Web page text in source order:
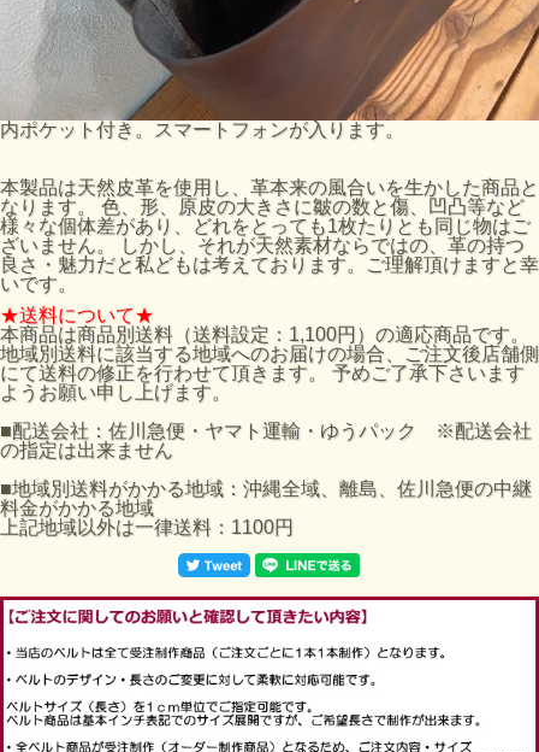
内ポケット付き。スマートフォンが入ります。
本製品は天然皮革を使用し、革本来の風合いを生かした商品と
なります。 色、形、原皮の大きさに皺の数と傷、凹凸等など
様々な個体差があり、どれをとっても1枚たりとも同じ物はご
ざいません。 しかし、それが天然素材ならではの、革の持つ
良さ・魅力だと私どもは考えております。ご理解頂けますと幸
いです。
★送料について★
本商品は商品別送料（送料設定：1,100円）の適応商品です。
地域別送料に該当する地域へのお届けの場合、ご注文後店舗側
にて送料の修正を行わせて頂きます。 予めご了承下さいます
ようお願い申し上げます。
■配送会社：佐川急便・ヤマト運輸・ゆうパック ※配送会社
の指定は出来ません
■地域別送料がかかる地域：沖縄全域、離島、佐川急便の中継
料金がかかる地域
上記地域以外は一律送料：1100円